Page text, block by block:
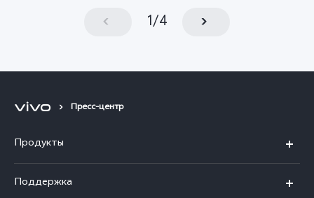
1/4
Пресс-центр
Продукты
Поддержка